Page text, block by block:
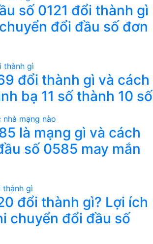
số 0121 đổi thành gì
đổi đầu số đơn
đổi thành gì và cách
bạ 11 số thành 10 số
là mạng gì và cách
số 0585 may mắn
đổi thành gì? Lợi ích
chuyển đổi đầu số